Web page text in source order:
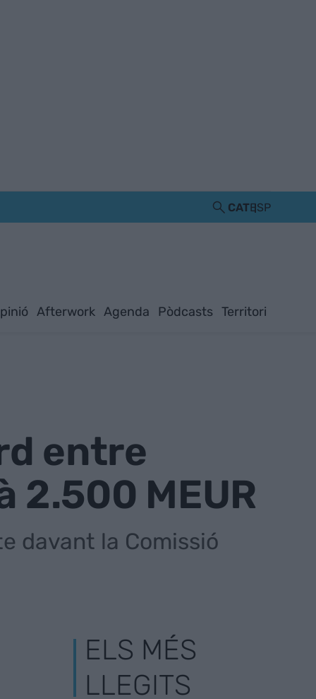
CATESP
Afterwork Agenda Pòdcasts Territori
entre
2.500 MEUR
davant la Comissió
ELS MÉS
LLEGITS